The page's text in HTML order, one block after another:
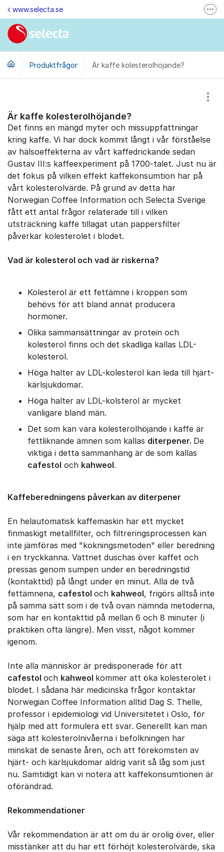
Hoppa till innehåll
www.selecta.se
Ändra dina kunduppgifter
Produktfrågor Är kaffe kolesterolhöjande?
Är kaffe kolesterolhöjande?
Det finns en mängd myter och missuppfattningar
kring kaffe. Vi har dock kommit långt i vår förståelse
av hälsoeffekterna av vårt kaffedrickande sedan
Gustav III:s kaffeexperiment på 1700-talet. Just nu är
det fokus på vilken effekt kaffekonsumtion har på
vårt kolesterolvärde. På grund av detta har
Norwegian Coffee Information och Selecta Sverige
fått ett antal frågor relaterade till i vilken
utsträckning kaffe tillagat utan pappersfilter
påverkar kolesterolet i blodet.
Vad är kolesterol och vad är riskerna?
Kolesterol är ett fettämne i kroppen som
behövs för att bland annat producera
hormoner.
Olika sammansättningar av protein och
kolesterol finns och det skadliga kallas LDL-
kolesterol.
Höga halter av LDL-kolesterol kan leda till hjärt-
kärlsjukdomar.
Höga halter av LDL-kolsterol är mycket
vanligare bland män.
Det som kan vara kolesterolhöjande i kaffe är
fettliknande ämnen som kallas diterpener. De
viktiga i detta sammanhang är de som kallas
cafestol och kahweol.
Kaffeberedningens påverkan av diterpener
En helautomatisk kaffemaskin har ett mycket
finmaskigt metallfilter, och filtreringsprocessen kan
inte jämföras med "kokningsmetoden" eller beredning
i en tryckkanna. Vattnet duschas över kaffet och
pressas genom sumpen under en beredningstid
(kontakttid) på långt under en minut. Alla de två
fettämnena, cafestol och kahweol, frigörs alltså inte
på samma sätt som i de två ovan nämnda metoderna,
som har en kontakttid på mellan 6 och 8 minuter (i
praktiken ofta längre). Men visst, något kommer
igenom.
Inte alla människor är predisponerade för att
cafestol och kahweol kommer att öka kolesterolet i
blodet. I sådana här medicinska frågor kontaktar
Norwegian Coffee Information alltid Dag S. Thelle,
professor i epidemiologi vid Universitetet i Oslo, för
hjälp med att formulera ett svar. Generellt kan man
säga att kolesterolnivåerna i befolkningen har
minskat de senaste åren, och att förekomsten av
hjärt- och kärlsjukdomar aldrig varit så låg som just
nu. Samtidigt kan vi notera att kaffekonsumtionen är
oförändrad.
Rekommendationer
Vår rekommendation är att om du är orolig över, eller
misstänker att du har ett förhöjt kolesterolvärde, ska